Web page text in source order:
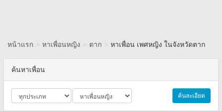
หน้าแรก > หาเพื่อนหญิง > ตาก > หาเพื่อน เพศหญิง ในจังหวัดตาก
ค้นหาเพื่อน
ค้นละเอียด